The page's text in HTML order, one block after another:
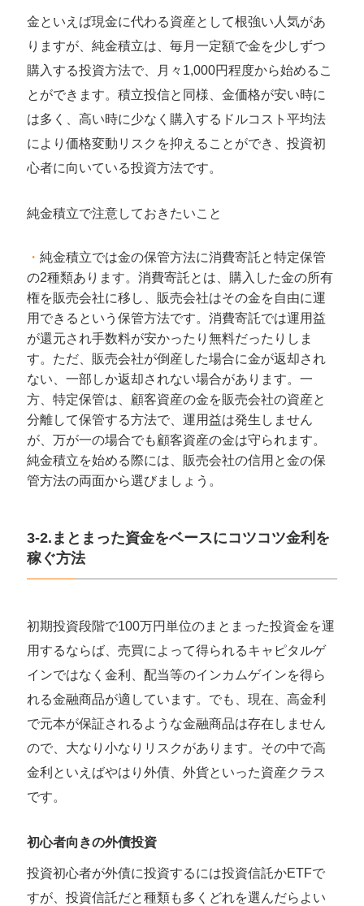
金といえば現金に代わる資産として根強い人気があ
りますが、純金積立は、毎月一定額で金を少しずつ
購入する投資方法で、月々1,000円程度から始めるこ
とができます。積立投信と同様、金価格が安い時に
は多く、高い時に少なく購入するドルコスト平均法
により価格変動リスクを抑えることができ、投資初
心者に向いている投資方法です。
純金積立で注意しておきたいこと
純金積立では金の保管方法に消費寄託と特定保管
の2種類あります。消費寄託とは、購入した金の所有
権を販売会社に移し、販売会社はその金を自由に運
用できるという保管方法です。消費寄託では運用益
が還元され手数料が安かったり無料だったりしま
す。ただ、販売会社が倒産した場合に金が返却され
ない、一部しか返却されない場合があります。一
方、特定保管は、顧客資産の金を販売会社の資産と
分離して保管する方法で、運用益は発生しません
が、万が一の場合でも顧客資産の金は守られます。
純金積立を始める際には、販売会社の信用と金の保
管方法の両面から選びましょう。
3-2.まとまった資金をベースにコツコツ金利を
稼ぐ方法
初期投資段階で100万円単位のまとまった投資金を運
用するならば、売買によって得られるキャピタルゲ
インではなく金利、配当等のインカムゲインを得ら
れる金融商品が適しています。でも、現在、高金利
で元本が保証されるような金融商品は存在しません
ので、大なり小なりリスクがあります。その中で高
金利といえばやはり外債、外貨といった資産クラス
です。
初心者向きの外債投資
投資初心者が外債に投資するには投資信託かETFで
すが、投資信託だと種類も多くどれを選んだらよい